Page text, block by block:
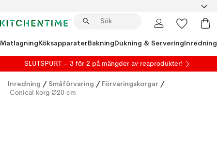
MatlagningKöksapparaterBakningDukning & ServeringInredning
SLUTSPURT – 3 för 2 på mängder av reaprodukter!
Inredning / Småförvaring / Förvaringskorgar /
Conical korg Ø20 cm